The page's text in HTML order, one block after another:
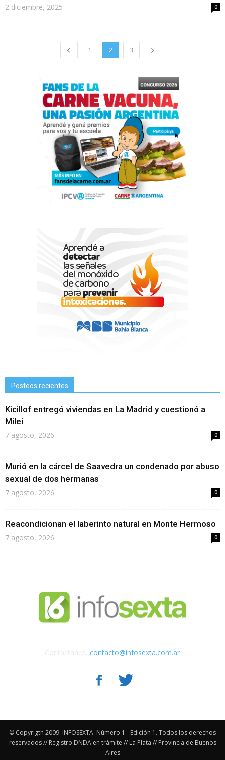
2 diciembre, 2025 0
1 2 3
Posteos recientes
Kicillof entregó viviendas en La Madrid y cuestionó a
Milei
7 agosto, 2026 0
Murió en la cárcel de Saavedra un condenado por abuso
sexual de dos hermanas
7 agosto, 2026 0
Reacondicionan el laberinto natural en Monte Hermoso
7 agosto, 2026 0
contacto@infosexta.com.ar
© Copyrigth 2009. INFOSEXTA. Número 1 - Edición 1. Todos los derechos
reservados // Registro DNDA en trámite // La Plata // Provincia de Buenos
Aires